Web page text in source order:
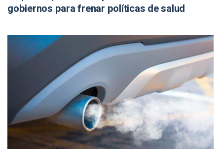
gobiernos para frenar políticas de salud